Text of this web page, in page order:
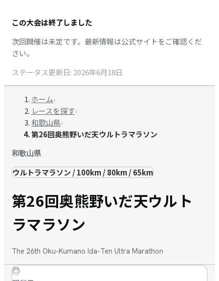
この大会は終了しました
次回開催は未定です。最新情報は公式サイトをご確認くだ
さい。
ステータス更新日: 2026年6月18日
ホーム›
レースを探す›
和歌山県›
第26回奥熊野いだ天ウルトラマラソン
和歌山県
ウルトラマラソン / 100km / 80km / 65km
第26回奥熊野いだ天ウルト
ラマラソン
The 26th Oku-Kumano Ida-Ten Ultra Marathon